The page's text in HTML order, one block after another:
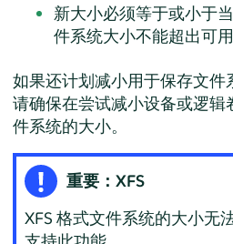
新大小必须等于或小于
件系统大小不能超出可用
如果还计划减小用于保存文件
请确保在尝试减小设备或逻辑
件系统的大小。
重要：XFS
XFS 格式文件系统的大小无